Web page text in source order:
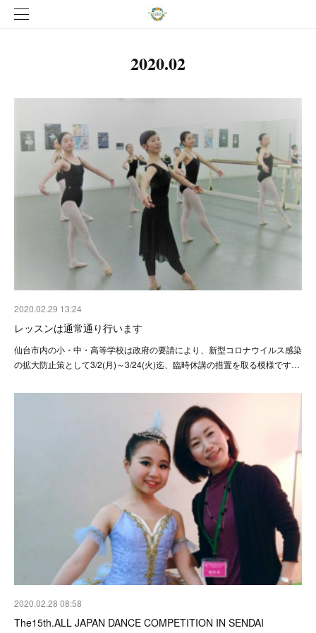
2020.02
2020.02.29 13:24
レッスンは通常通り行います
仙台市内の小・中・高等学校は政府の要請により、新型コロナウイルス感染
の拡大防止策として3/2(月)～3/24(火)迄、臨時休講の措置を取る模様です…
2020.02.28 08:58
The15th.ALL JAPAN DANCE COMPETITION IN SENDAI